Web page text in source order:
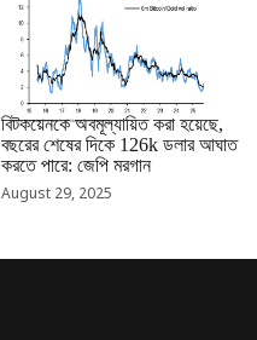
RRCNEWS_BN
বিটকয়েনকে অবমূল্যায়িত করা হয়েছে,
বছরের শেষের দিকে 126k ডলার আঘাত
করতে পারে: জেপি মরগান
August 29, 2025